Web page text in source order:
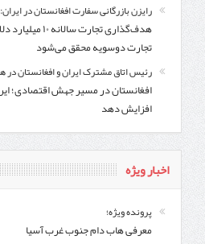
رایزن بازرگانی سفارت افغانستان در ایران:
هدف‌گذاری تجارت
تجارت دوسویه محقق می‌شود
رئیس اتاق مشترک ایران و افغانستان در
افغانستان در مسیر جهش اقتصادی؛
افزایش دهد
اخبار ویژه
پرونده ویژه؛
معرفی هاب دام جنوب غرب آسیا